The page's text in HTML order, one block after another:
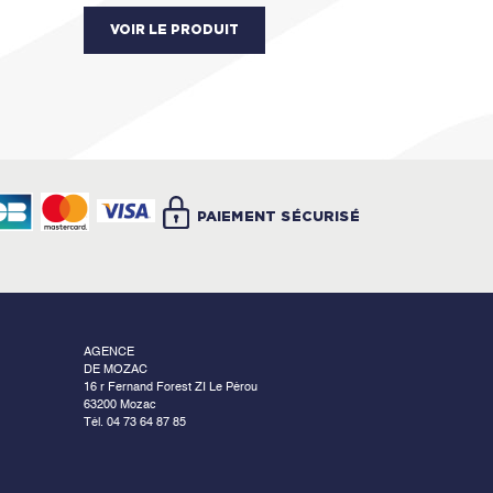
VOIR LE PRODUIT
PAIEMENT SÉCURISÉ
AGENCE
DE MOZAC
16 r Fernand Forest ZI Le Pérou
63200 Mozac
Tél. 04 73 64 87 85